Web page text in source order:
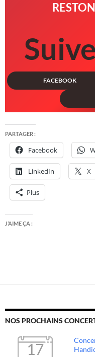
FACEBOOK
PARTAGER :
Facebook
LinkedIn X
Plus
J’AIME ÇA :
NOS PROCHAINS
17